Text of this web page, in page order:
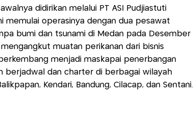
didirikan melalui PT ASI Pudjiastuti
memulai operasinya dengan dua pesawat
bumi dan tsunami di Medan pada Desember
muatan perikanan dari bisnis
menjadi maskapai penerbangan
berjadwal dan charter di berbagai wilayah
Kendari, Bandung, Cilacap, dan Sentani.